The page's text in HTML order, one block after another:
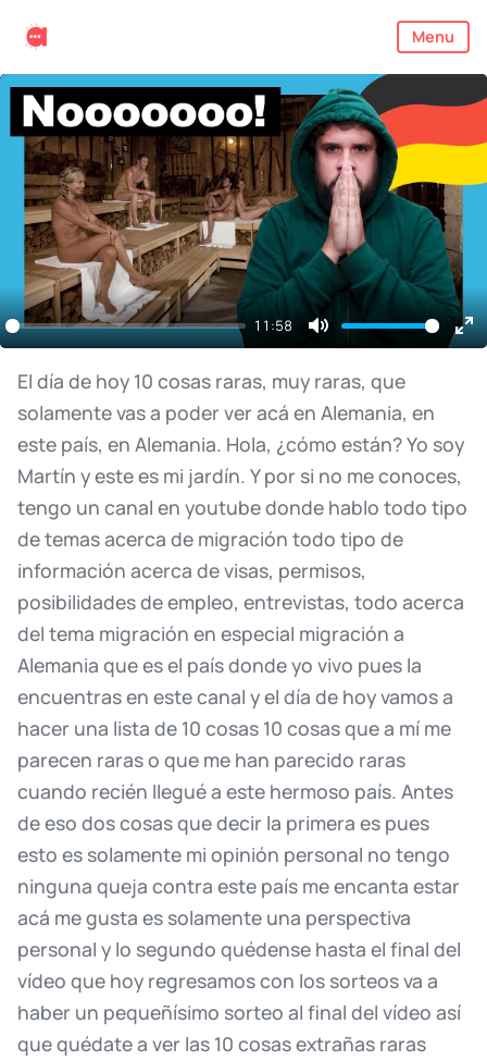
Menu
11:58
Mute
El día de hoy 10 cosas raras, muy raras, que
solamentevasa poder ver acá en Alemania, en
este país, en Alemania. Hola, ¿cómo están?Yo soy
Martín yestees mi jardín. Ypor si no meconoces,
tengo un canal en youtubedonde hablo todo tipo
detemasacerca de migración todo tipo de
información acerca devisas, permisos,
posibilidadesdeempleo, entrevistas, todo acerca
del tema migración en especial migración a
Alemania queesel paísdondeyo vivo pues la
encuentrasen estecanal yel día de hoyvamosa
hacer una lista de 10 cosas 10 cosasquea mí me
parecen raraso que me han parecido raras
cuando recién lleguéa este hermoso país. Antes
deeso doscosasquedecir la primera es pues
esto es solamente mi opinión personal no tengo
ninguna queja contra este país meencanta estar
acá megusta es solamente una perspectiva
personal y lo segundo quédense hasta el final del
vídeo que hoy regresamoscon los sorteosva a
haber un pequeñísimo sorteo al final del vídeo así
quequédatea ver las 10 cosasextrañas raras